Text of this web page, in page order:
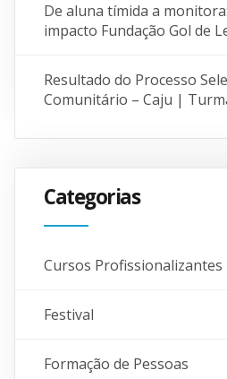
De aluna tímida a
impacto Fundação Gol de
Resultado do Processo
Comunitário – Caju |
Categorias
Cursos Profissionalizantes
Festival
Formação de Pessoas